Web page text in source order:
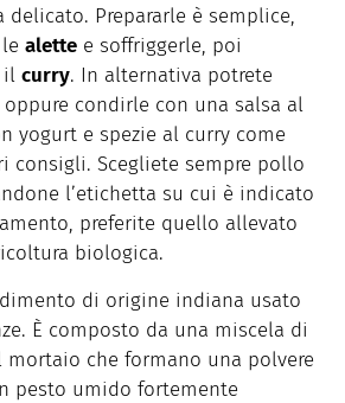
delicato. Prepararle è semplice,
alette e soffriggerle, poi
il curry. In alternativa potrete
condirle con una salsa al
yogurt e spezie al curry come
consigli. Scegliete sempre pollo
l’etichetta su cui è indicato
preferite quello allevato
biologica.
di origine indiana usato
È composto da una miscela di
mortaio che formano una polvere
pesto umido fortemente